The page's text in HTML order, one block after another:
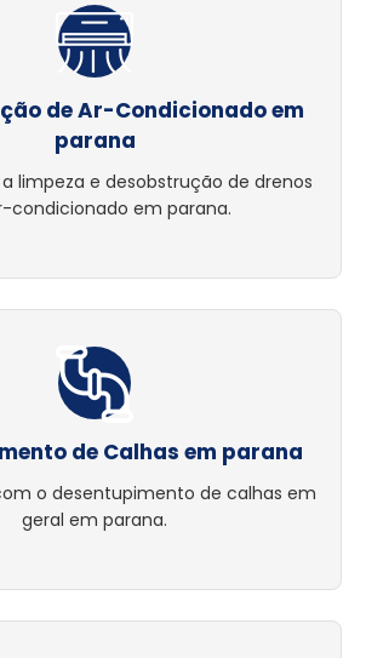
de Ar-Condicionado em
parana
limpeza e desobstrução de drenos
condicionado em parana.
de Calhas em parana
o desentupimento de calhas em
geral em parana.